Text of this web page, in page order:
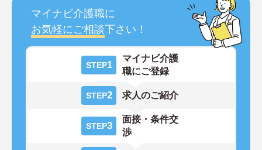
マイナビ介護職に
お気軽にご相談下さい！
STEP1
マイナビ介護
職にご登録
STEP2 求人のご紹介
STEP3
面接・条件交
渉